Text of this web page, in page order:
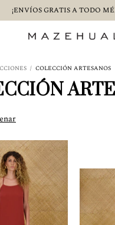
¡ENVÍOS GRATIS A TODO
/ COLECCIÓN ARTESANOS